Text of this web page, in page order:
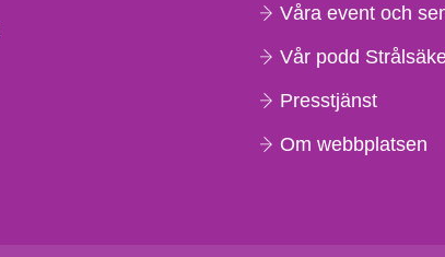
Våra event och
Vår podd
Presstjänst
Om webbplatsen